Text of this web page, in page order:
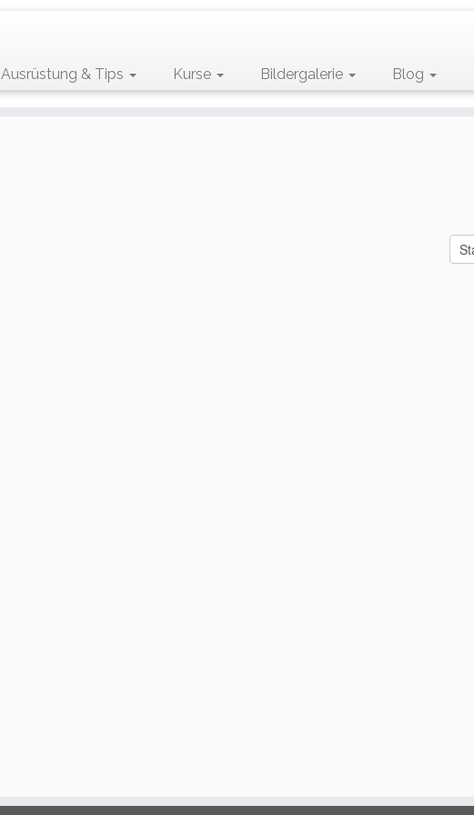
Ausrüstung & Tips Kurse Bildergalerie Blog